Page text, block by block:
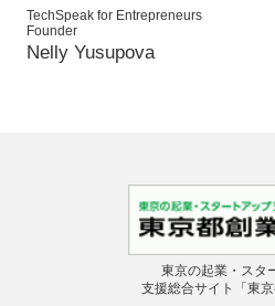
TechSpeak for Entrepreneurs
Founder
Nelly Yusupova
東京の起業・スタ
支援総合サイト「東京